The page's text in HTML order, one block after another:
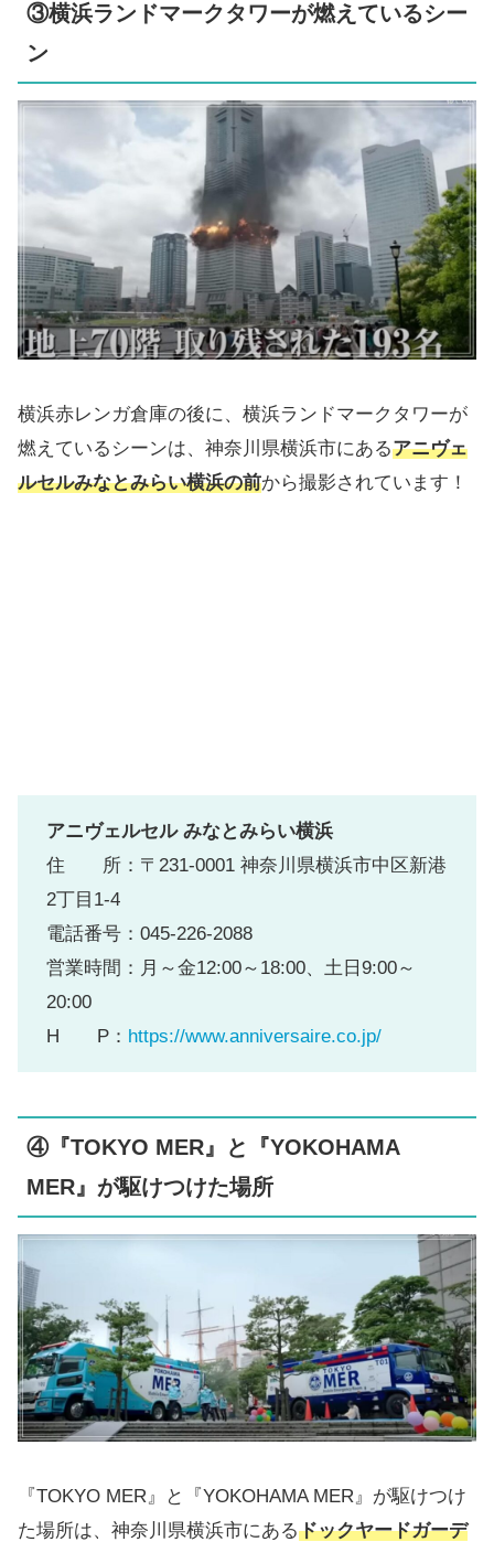
③横浜ランドマークタワーが燃えているシー
ン
横浜赤レンガ倉庫の後に、横浜ランドマークタワーが
燃えているシーンは、神奈川県横浜市にあるアニヴェ
ルセルみなとみらい横浜の前から撮影されています！
アニヴェルセル みなとみらい横浜
住 所：〒231-0001 神奈川県横浜市中区新港
2丁目1-4
電話番号：045-226-2088
営業時間：月～金12:00～18:00、土日9:00～
20:00
H P： https://www.anniversaire.co.jp/
④『TOKYO MER』と『YOKOHAMA
MER』が駆けつけた場所
『TOKYO MER』と『YOKOHAMA MER』が駆けつけ
た場所は、神奈川県横浜市にあるドックヤードガーデ